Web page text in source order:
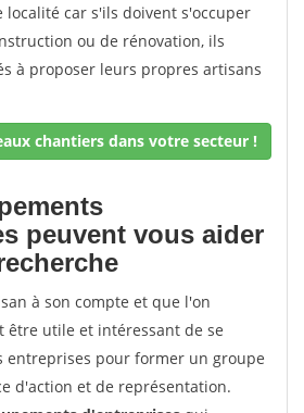
localité car s'ils doivent s'occuper
ou de rénovation, ils
à proposer leurs propres artisans
chantiers dans votre secteur !
peuvent vous aider
à son compte et que l'on
être utile et intéressant de se
entreprises pour former un groupe
d'action et de représentation.